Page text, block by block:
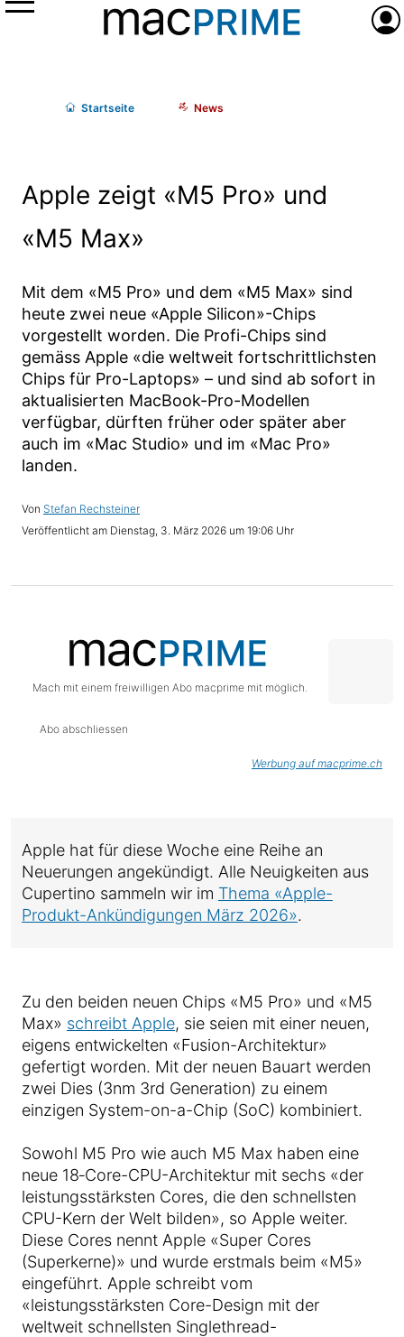
Menü
Startseite News
Apple zeigt «M5 Pro» und
«M5 Max»
Mit dem «M5 Pro» und dem «M5 Max» sind
heute zwei neue «Apple Silicon»-Chips
vorgestellt worden. Die Profi-Chips sind
gemäss Apple «die weltweit fortschrittlichsten
Chips für Pro-Laptops» – und sind ab sofort in
aktualisierten MacBook-Pro-Modellen
verfügbar, dürften früher oder später aber
auch im «Mac Studio» und im «Mac Pro»
landen.
Stefan Rechsteiner
Dienstag, 3. März 2026 um 19:06 Uhr
Mach mit einem freiwilligen Abo macprime mit möglich.
Abo abschliessen
Werbung auf macprime.ch
Apple hat für diese Woche eine Reihe an
Neuerungen angekündigt. Alle Neuigkeiten aus
Cupertino sammeln wir im Thema «Apple-
Produkt-Ankündigungen März 2026».
Zu den beiden neuen Chips «M5 Pro» und «M5
Max» schreibt Apple, sie seien mit einer neuen,
eigens entwickelten «Fusion-Architektur»
gefertigt worden. Mit der neuen Bauart werden
zwei Dies (3nm 3rd Generation) zu einem
einzigen System-on-a-Chip (SoC) kombiniert.
Sowohl M5 Pro wie auch M5 Max haben eine
neue 18‑Core-CPU-Architektur mit sechs «der
leistungsstärksten Cores, die den schnellsten
CPU-Kern der Welt bilden», so Apple weiter.
Diese Cores nennt Apple «Super Cores
(Superkerne)» und wurde erstmals beim «M5»
eingeführt. Apple schreibt vom
«leistungsstärksten Core-Design mit der
weltweit schnellsten Singlethread-